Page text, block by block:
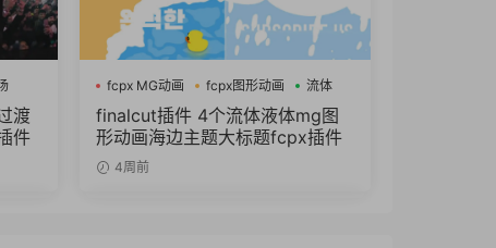
渡
件
fcpx MG动画 fcpx图形动画 流体
finalcut插件 4个流体液体mg图
形动画海边主题大标题fcpx插件
4周前